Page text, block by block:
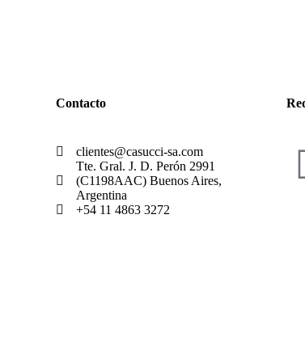
Contacto
clientes@casucci-sa.com
Tte. Gral. J. D. Perón 2991
(C1198AAC) Buenos Aires,
Argentina
+54 11 4863 3272